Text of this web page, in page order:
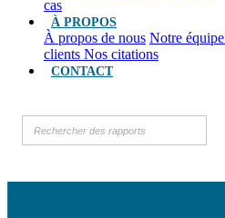
cas
À PROPOS
À propos de nous Notre équipe
clients Nos citations
CONTACT